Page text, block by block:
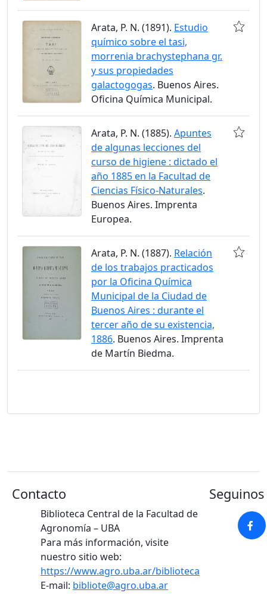
Arata, P. N. (1891). Estudio
químico sobre el tasi,
morrenia brachystephana gr.
y sus propiedades
galactogogas. Buenos Aires.
Oficina Química Municipal.
Arata, P. N. (1885). Apuntes
de algunas lecciones del
curso de higiene : dictado el
año 1885 en la Facultad de
Ciencias Físico-Naturales.
Buenos Aires. Imprenta
Europea.
Arata, P. N. (1887). Relación
de los trabajos practicados
por la Oficina Química
Municipal de la Ciudad de
Buenos Aires : durante el
tercer año de su existencia,
1886. Buenos Aires. Imprenta
de Martín Biedma.
Contacto
Biblioteca Central de la Facultad de
Agronomía – UBA
Para más información, visite
nuestro sitio web:
https://www.agro.uba.ar/biblioteca
E-mail: bibliote@agro.uba.ar